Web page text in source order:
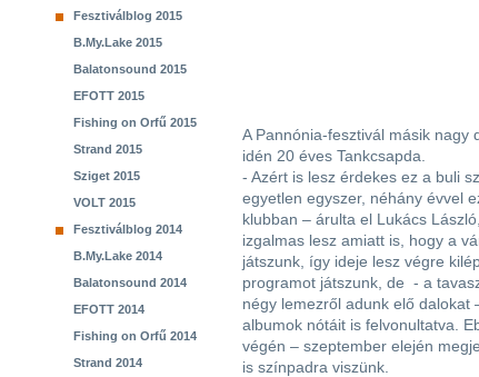
Fesztiválblog 2015
B.My.Lake 2015
Balatonsound 2015
EFOTT 2015
Fishing on Orfű 2015
Strand 2015
Sziget 2015
VOLT 2015
Fesztiválblog 2014
B.My.Lake 2014
Balatonsound 2014
EFOTT 2014
Fishing on Orfű 2014
Strand 2014
A Pannónia-fesztivál másik nagy
idén 20 éves Tankcsapda.
- Azért is lesz érdekes ez a buli
egyetlen egyszer, néhány évvel
klubban – árulta el Lukács
izgalmas lesz amiatt is, hogy a
játszunk, így ideje lesz végre
programot játszunk, de - a
négy lemezről adunk elő
albumok nótáit is felvonultatva.
végén – szeptember elején
is színpadra viszünk.